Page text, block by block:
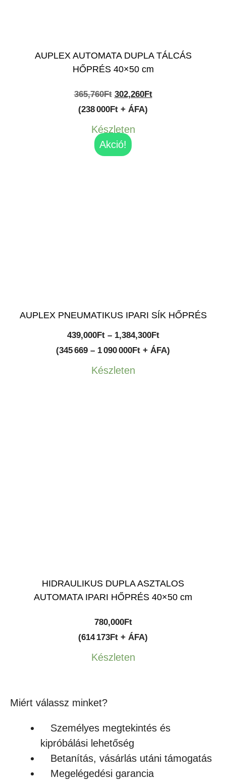
AUPLEX AUTOMATA DUPLA TÁLCÁS
HŐPRÉS 40×50 cm
365,760Ft Original
price
was:
365,760Ft.
302,260FtCurrent
(238 000Ft + ÁFA)
Készleten
Akció!
AUPLEX PNEUMATIKUS IPARI SÍK HŐPRÉS
439,000Ft – 1,384,300FtÁrtartomány:
439,000Ft
(345 669 – 1 090 000Ft + ÁFA)
Készleten
HIDRAULIKUS DUPLA ASZTALOS
AUTOMATA IPARI HŐPRÉS 40×50 cm
780,000Ft
(614 173Ft + ÁFA)
Készleten
Miért válassz minket?
Személyes megtekintés és
kipróbálási lehetőség
Betanítás, vásárlás utáni támogatás
Megelégedési garancia